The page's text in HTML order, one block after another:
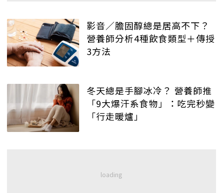
影音／膽固醇總是居高不下？
營養師分析4種飲食類型＋傳授
3方法
冬天總是手腳冰冷？ 營養師推
「9大爆汗系食物」：吃完秒變
「行走暖爐」